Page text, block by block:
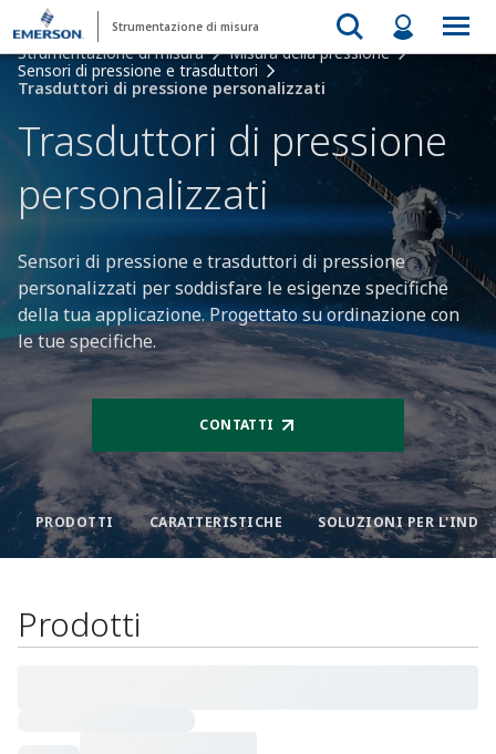
Strumentazione di misura
Strumentazione di misura
Misura della pressione
Sensori di pressione e trasduttori
Trasduttori di pressione personalizzati
Trasduttori di pressione
personalizzati​
Sensori di pressione e trasduttori di pressione
personalizzati per soddisfare le esigenze specifiche
della tua applicazione. Progettato su ordinazione con
le tue specifiche.​
CONTATTI​
PRODOTTI CARATTERISTICHE​
Prodotti